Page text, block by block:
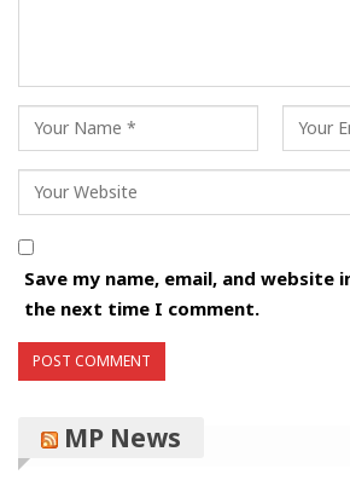
Save my name, email, and
the next time I comment.
MP News